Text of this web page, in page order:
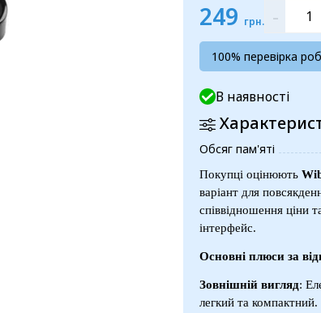
249 грн. -
100% перевірка
В наявності
Обсяг пам'яті
Покупці оцінюють
варіант для
співвідношення ціни
інтерфейс.
Основні плюси за
Зовнішній вигляд:
легкий та компактний.